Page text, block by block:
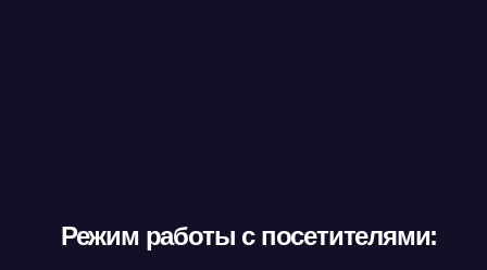
Режим работы с посетителями: